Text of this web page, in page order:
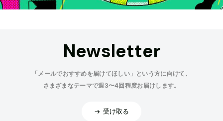
Newsletter
「メールでおすすめを届けてほしい」という方に向けて、
さまざまなテーマで週3〜4回程度お届けします。
受け取る